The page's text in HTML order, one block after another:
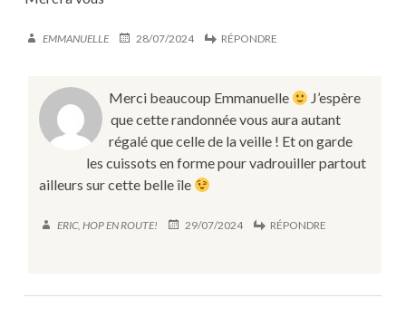
EMMANUELLE 28/07/2024 RÉPONDRE
Merci beaucoup Emmanuelle
J’espère
que cette randonnée vous aura autant
régalé que celle de la veille ! Et on garde
les cuissots en forme pour vadrouiller partout
ailleurs sur cette belle île
ERIC, HOP EN ROUTE! 29/07/2024 RÉPONDRE